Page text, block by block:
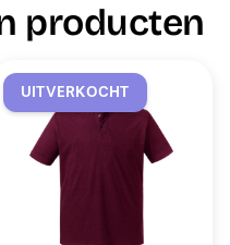
producten
UITVERKOCHT